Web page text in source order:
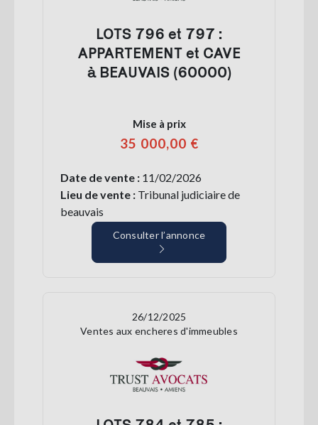
LOTS 796 et 797 :
APPARTEMENT et CAVE
à BEAUVAIS (60000)
Mise à prix
35 000,00 €
Date de vente : 11/02/2026
Lieu de vente : Tribunal judiciaire de
beauvais
Consulter l’annonce
26/12/2025
Ventes aux encheres d'immeubles